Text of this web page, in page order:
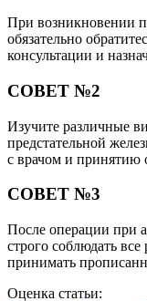
При возникновении
обязательно
консультации и
СОВЕТ №2
Изучите различные
предстательной
с врачом и принятию
СОВЕТ №3
После операции при
строго соблюдать
принимать
Оценка статьи: